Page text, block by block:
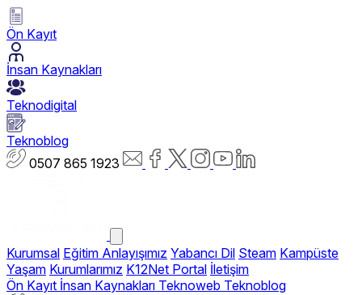
Ön Kayıt
İnsan Kaynakları
Teknodigital
Teknoblog
0507 865 1923
Kurumsal Eğitim Anlayışımız Yabancı Dil Steam Kampüste
Yaşam Kurumlarımız K12Net Portal İletişim
Ön Kayıt İnsan Kaynakları Teknoweb Teknoblog